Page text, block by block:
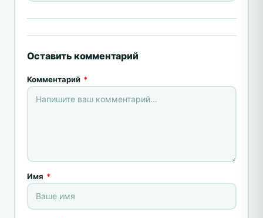
Оставить комментарий
Комментарий *
Имя *